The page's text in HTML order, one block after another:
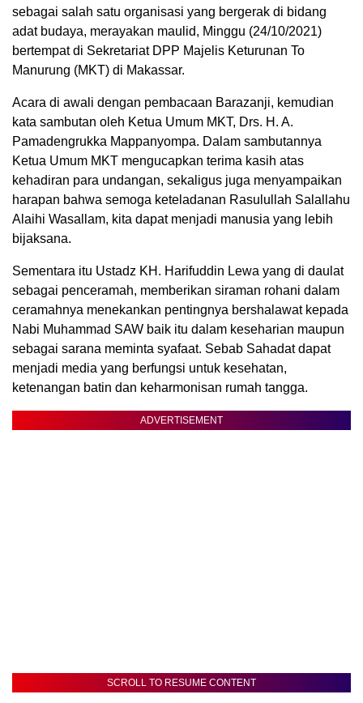
sebagai salah satu organisasi yang bergerak di bidang
adat budaya, merayakan maulid, Minggu (24/10/2021)
bertempat di Sekretariat DPP Majelis Keturunan To
Manurung (MKT) di Makassar.
Acara di awali dengan pembacaan Barazanji, kemudian
kata sambutan oleh Ketua Umum MKT, Drs. H. A.
Pamadengrukka Mappanyompa. Dalam sambutannya
Ketua Umum MKT mengucapkan terima kasih atas
kehadiran para undangan, sekaligus juga menyampaikan
harapan bahwa semoga keteladanan Rasulullah Salallahu
Alaihi Wasallam, kita dapat menjadi manusia yang lebih
bijaksana.
Sementara itu Ustadz KH. Harifuddin Lewa yang di daulat
sebagai penceramah, memberikan siraman rohani dalam
ceramahnya menekankan pentingnya bershalawat kepada
Nabi Muhammad SAW baik itu dalam keseharian maupun
sebagai sarana meminta syafaat. Sebab Sahadat dapat
menjadi media yang berfungsi untuk kesehatan,
ketenangan batin dan keharmonisan rumah tangga.
ADVERTISEMENT
SCROLL TO RESUME CONTENT